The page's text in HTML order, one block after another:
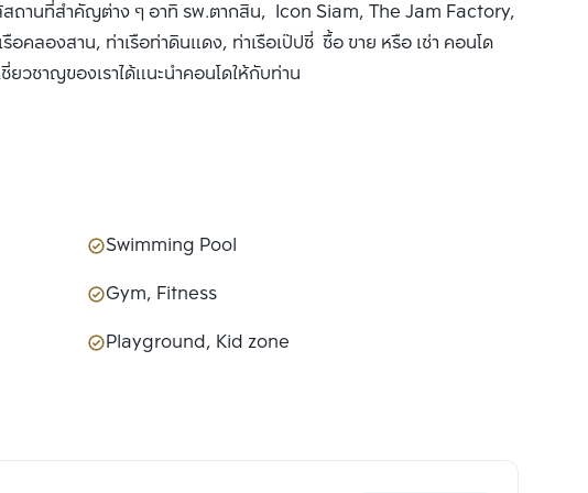
ถานที่สำคัญต่าง ๆ อาทิ รพ.ตากสิน, Icon Siam, The Jam Factory,
ลองสาน, ท่าเรือท่าดินแดง, ท่าเรือเป๊ปซี่ ซื้อ ขาย หรือ เช่า คอนโด
วชาญของเราได้แนะนำคอนโดให้กับท่าน
Swimming Pool
Gym, Fitness
Playground, Kid zone